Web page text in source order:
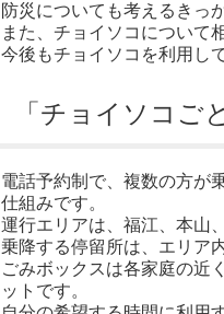
防災についても考えるきっ
また、チョイソコについて
今後もチョイソコを利用し
「チョイソコご
電話予約制で、複数の方が
仕組みです。
運行エリアは、福江、本山
乗降する停留所は、エリア
ごみボックスは各家庭の近
ットです。